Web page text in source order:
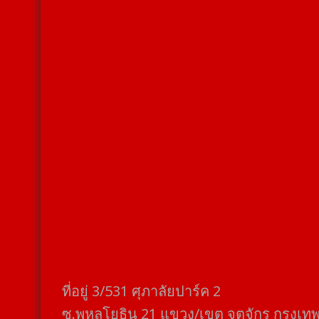
ที่อยู่​ 3/531​ ศุภาลัยปาร์ค​ 2
ซ.พหลโยธิน​ 21​ แขวง/เขต​ จตุจักร​ กรุงเท